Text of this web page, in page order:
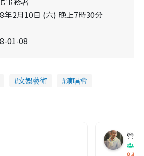
年2月10日 (六) 晚上7時30分
01-08
文娛藝術 演唱會
營養
香港